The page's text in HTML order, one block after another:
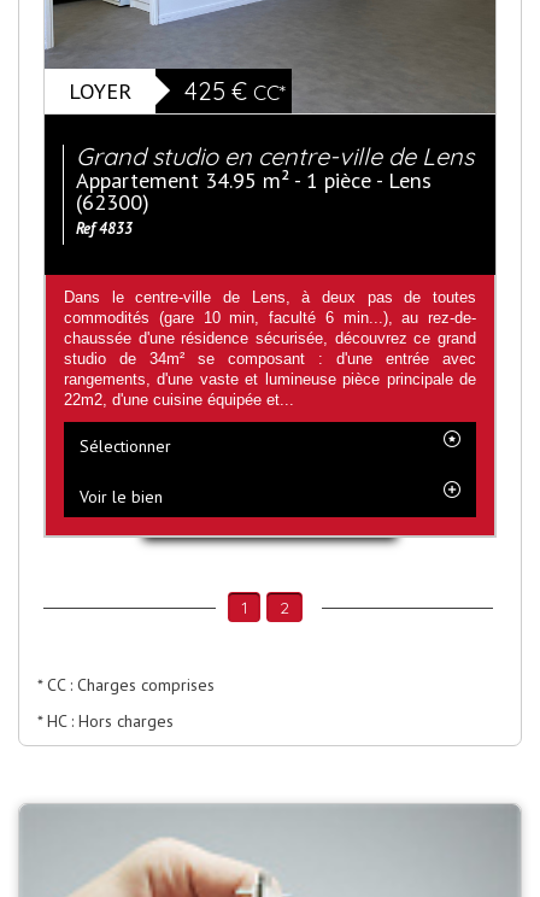
LOYER 425 € CC*
Grand studio en centre-ville de Lens
Appartement 34.95 m² - 1 pièce - Lens
(62300)
Ref 4833
Dans le centre-ville de Lens, à deux pas de toutes
commodités (gare 10 min, faculté 6 min...), au rez-de-
chaussée d'une résidence sécurisée, découvrez ce grand
studio de 34m² se composant : d'une entrée avec
rangements, d'une vaste et lumineuse pièce principale de
22m2, d'une cuisine équipée et...
Sélectionner
Voir le bien
1 2
* CC : Charges comprises
* HC : Hors charges